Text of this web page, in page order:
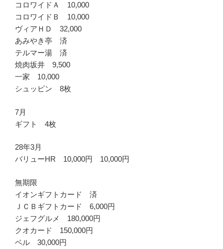
コロワイドＡ 10,000
コロワイドＢ 10,000
ヴィアＨＤ 32,000
あみやき亭 済
テルマー湯 済
焼肉坂井 9,500
一家 10,000
シュッピン 8枚
7月
ギフト 4枚
28年3月
バリューHR 10,000円 10,000円
無期限
イオンギフトカード 済
ＪＣＢギフトカード 6,000円
ジェフグルメ 180,000円
クオカード 150,000円
ベル 30,000円